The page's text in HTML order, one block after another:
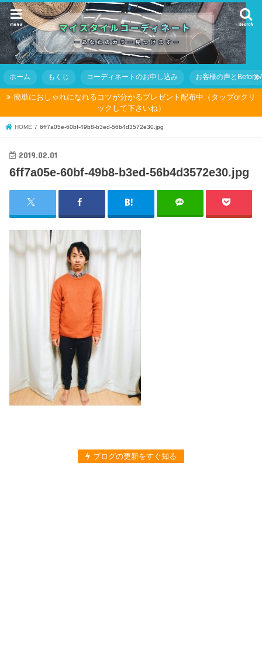
search
menu
ホーム もくじ コーディネートのお申し込み お客様の声とBefore
簡単におしゃれになれるコツが分かるプレゼント配布中（タップorクリ
ックして下さいね）
HOME 6ff7a05e-60bf-49b8-b3ed-56b4d3572e30.jpg
2019.02.01
6ff7a05e-60bf-49b8-b3ed-56b4d3572e30.jpg
ブログの更新をすぐ知る